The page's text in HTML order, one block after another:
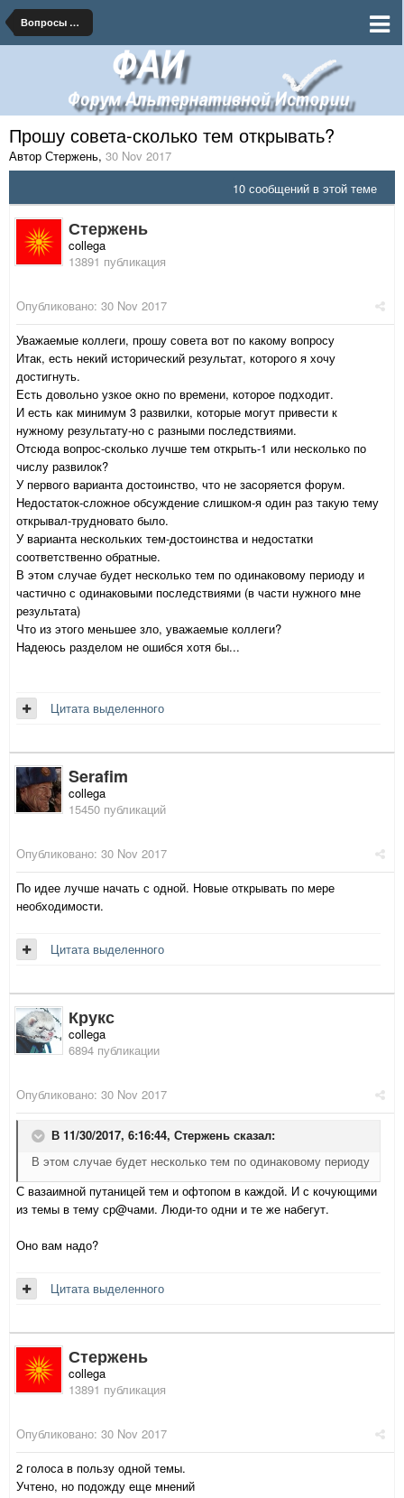
Вопросы по функционированию Форума
Прошу совета-сколько тем открывать?
Автор Стержень, 30 Nov 2017
10 сообщений в этой теме
Стержень
collega
13891 публикация
Опубликовано: 30 Nov 2017
Уважаемые коллеги, прошу совета вот по какому вопросу
Итак, есть некий исторический результат, которого я хочу
достигнуть.
Есть довольно узкое окно по времени, которое подходит.
И есть как минимум 3 развилки, которые могут привести к
нужному результату-но с разными последствиями.
Отсюда вопрос-сколько лучше тем открыть-1 или несколько по
числу развилок?
У первого варианта достоинство, что не засоряется форум.
Недостаток-сложное обсуждение слишком-я один раз такую тему
открывал-трудновато было.
У варианта нескольких тем-достоинства и недостатки
соответственно обратные.
В этом случае будет несколько тем по одинаковому периоду и
частично с одинаковыми последствиями (в части нужного мне
результата)
Что из этого меньшее зло, уважаемые коллеги?
Надеюсь разделом не ошибся хотя бы...
Цитата выделенного
Serafim
collega
15450 публикаций
Опубликовано: 30 Nov 2017
По идее лучше начать с одной. Новые открывать по мере
необходимости.
Цитата выделенного
Крукс
collega
6894 публикации
Опубликовано: 30 Nov 2017
В 11/30/2017, 6:16:44, Стержень сказал:
В этом случае будет несколько тем по одинаковому периоду
С вазаимной путаницей тем и офтопом в каждой. И с кочующими
из темы в тему ср@чами. Люди-то одни и те же набегут.
Оно вам надо?
Цитата выделенного
Стержень
collega
13891 публикация
Опубликовано: 30 Nov 2017
2 голоса в пользу одной темы.
Учтено, но подожду еще мнений